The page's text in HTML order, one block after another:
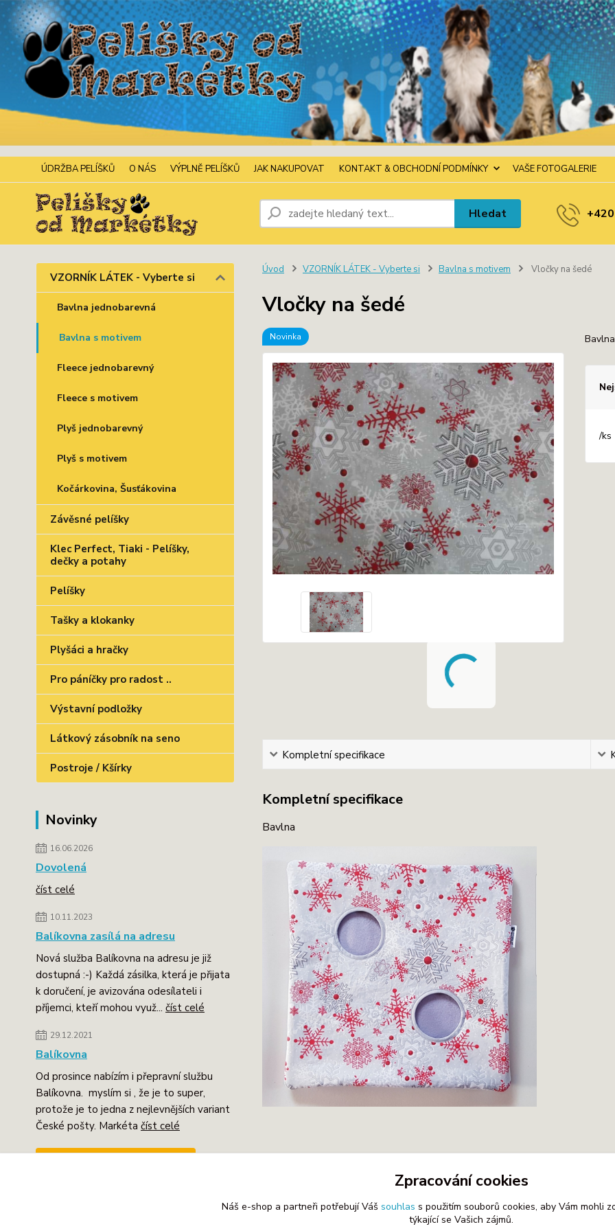
ÚDRŽBA PELÍŠKŮ O NÁS VÝPLNĚ PELÍŠKŮ JAK NAKUPOVAT KONTAKT & OBCHODNÍ PODMÍNKY VAŠE FOTOGALERIE
Hledat
VZORNÍK LÁTEK - Vyberte si
Bavlna jednobarevná
Bavlna s motivem
Fleece jednobarevný
Fleece s motivem
Plyš jednobarevný
Plyš s motivem
Kočárkovina, Šusťákovina
Závěsné pelíšky
Klec Perfect, Tiaki - Pelíšky,
dečky a potahy
Pelíšky
Tašky a klokanky
Plyšáci a hračky
Pro páníčky pro radost ..
Výstavní podložky
Látkový zásobník na seno
Postroje / Kšírky
Novinky
16.06.2026
Dovolená
číst celé
10.11.2023
Balíkovna zasílá na adresu
Nová služba Balíkovna na adresu je již
dostupná :-) Každá zásilka, která je přijata
k doručení, je avizována odesílateli i
příjemci, kteří mohou využ... číst celé
29.12.2021
Balíkovna
Od prosince nabízím i přepravní službu
Balíkovna. myslím si , že je to super,
protože je to jedna z nejlevnějších variant
České pošty. Markéta číst celé
Úvod VZORNÍK LÁTEK - Vyberte si Bavlna s motivem Vločky na šedé
Vločky na šedé
Novinka Bavlna
/ks
Kompletní specifikace
Kompletní specifikace
Bavlna
Zboží zařazeno v kategoriích
Zpracování cookies
Náš e-shop a partneři potřebují Váš souhlas s použitím souborů cookies, aby Vám mohli
týkající se Vašich zájmů.